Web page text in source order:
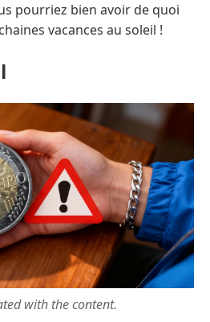
pourriez bien avoir de quoi
vacances au soleil !
with the content.